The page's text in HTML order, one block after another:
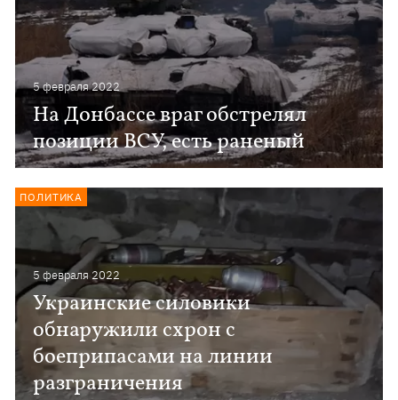
5 февраля 2022
На Донбассе враг обстрелял
позиции ВСУ, есть раненый
5 февраля 2022
Украинские силовики
обнаружили схрон с
боеприпасами на линии
разграничения
ПОЛИТИКА